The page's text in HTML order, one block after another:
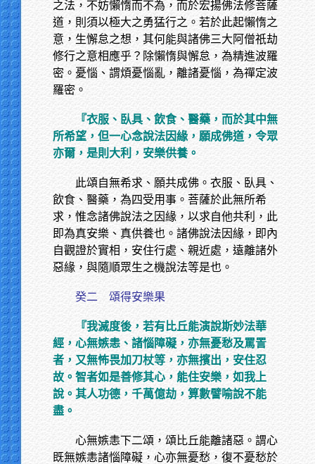
之法，不妨懶惰而不為，而於宏揚佛法修菩薩
道，則須以極大之勇猛行之。若於此起懶惰之
意，生懈怠之想，其何能與諸佛三大阿僧祇劫
修行之意相應乎？除懶惰與懈怠，為精進波羅
密。憂惱、謂煩憂惱亂，離諸憂惱，為禪定波
羅密。
『衣服、臥具、飲食、醫藥，而於其中無
所希望，但一心念說法因緣，願成佛道，令眾
亦爾，是則大利，安樂供養。
此頌自無希求、願共成佛。衣服、臥具、
飲食、醫藥，為四受用事。菩薩於此無所希
求，惟念諸佛說法之因緣，以求自他共利，此
即為真安樂、真供養也。諸佛說法因緣，即內
自觀證於實相，安住行處、親近處，遠離諸外
惡緣，與隨順眾生之機說法等是也。
癸二 頌得安樂果
『我滅度後，若有比丘能演說斯妙法華
經，心無嫉恚、諸惱障礙，亦無憂愁及罵詈
者，又無怖畏加刀杖等，亦無擯出，安住忍
故。智者如是善修其心，能住安樂，如我上
說。其人功德，千萬億劫，算數譬喻說不能
盡。
心無嫉恚下二頌，頌比丘能離諸惡。謂心
既無嫉恚諸惱障礙，心亦無憂愁，復不憂愁於